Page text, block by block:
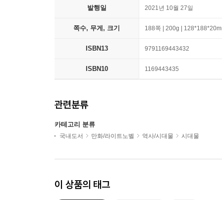
발행일 2021년 10월 27일
쪽수, 무게, 크기 188쪽 | 200g |
ISBN13 9791169443432
ISBN10 1169443435
관련분류
카테고리 분류
국내도서 만화/라이트노벨 역사/시대물 시대물
이 상품의 태그